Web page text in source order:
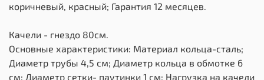
коричневый, красный; Гарантия 12 месяцев.
Качели - гнездо 80см.
Основные характеристики: Материал кольца-сталь;
Диаметр трубы 4,5 см; Диаметр кольца в обмотке 6
см; Диаметр сетки- паутинки 1 см; Нагрузка на качели